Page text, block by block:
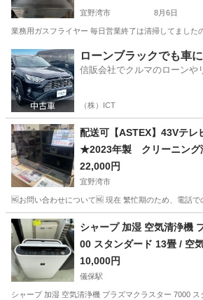
宜野湾市 8月6日
業務用ガスフライヤー 毎日営業終了は清掃してました
沖縄 宜野湾市 キッチン家電
ローンブラックでも車
信販会社でクルマのローンや
（株）ICT
配送可【ASTEX】43Vテレ
★2023年製 クリーニング
【管理番号10608】山
22,000円
宜野湾市
🆖お問い合わせについて🆖 現在 繁忙期のため、電話
沖縄 宜野湾市 テレビ ASTEX
シャープ 加湿 空気清浄機
00 スタンダード 13畳 / 空
ル ホワイト KC-L50-W
10,000円
儀保駅
シャープ 加湿 空気清浄機 プラズマクラスター